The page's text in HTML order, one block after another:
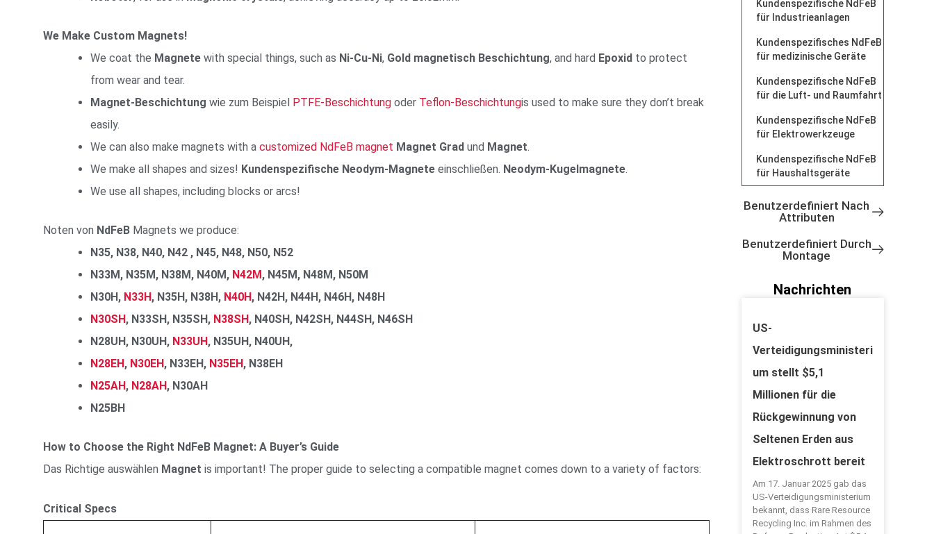
We Make Custom Magnets!
We coat the Magnete with special things, such as Ni-Cu-Ni, Gold magnetisch Beschichtung, and hard Epoxid to protect
from wear and tear.
Magnet-Beschichtung wie zum Beispiel PTFE-Beschichtung oder Teflon-Beschichtungis used to make sure they don’t break
easily.
We can also make magnets with a customized NdFeB magnet Magnet Grad und Magnet.
We make all shapes and sizes! Kundenspezifische Neodym-Magnete einschließen. Neodym-Kugelmagnete.
We use all shapes, including blocks or arcs!
Noten von NdFeB Magnets we produce:
N35, N38, N40, N42 , N45, N48, N50, N52
N33M, N35M, N38M, N40M, N42M, N45M, N48M, N50M
N30H, N33H, N35H, N38H, N40H, N42H, N44H, N46H, N48H
N30SH, N33SH, N35SH, N38SH, N40SH, N42SH, N44SH, N46SH
N28UH, N30UH, N33UH, N35UH, N40UH,
N28EH, N30EH, N33EH, N35EH, N38EH
N25AH, N28AH, N30AH
N25BH
How to Choose the Right NdFeB Magnet: A Buyer’s Guide
Das Richtige auswählen Magnet is important! The proper guide to selecting a compatible magnet comes down to a variety of factors:
Critical Specs
Kundenspezifische NdFeB
für Industrieanlagen
Kundenspezifisches NdFeB
für medizinische Geräte
Kundenspezifische NdFeB
für die Luft- und Raumfahrt
Kundenspezifische NdFeB
für Elektrowerkzeuge
Kundenspezifische NdFeB
für Haushaltsgeräte
Benutzerdefiniert Nach
Attributen
Benutzerdefiniert Durch
Montage
Nachrichten
US-
Verteidigungsministeri
um stellt $5,1
Millionen für die
Rückgewinnung von
Seltenen Erden aus
Elektroschrott bereit
Am 17. Januar 2025 gab das
US-Verteidigungsministerium
bekannt, dass Rare Resource
Recycling Inc. im Rahmen des